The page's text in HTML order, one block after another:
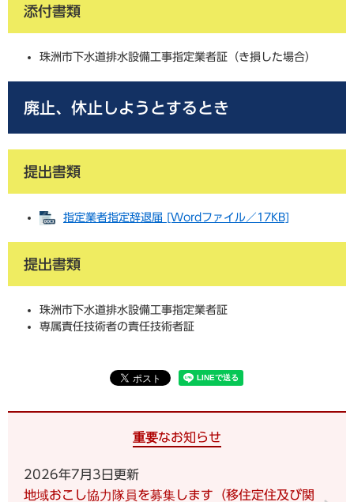
添付書類
珠洲市下水道排水設備工事指定業者証（き損した場合）
廃止、休止しようとするとき
提出書類
指定業者指定辞退届 [Wordファイル／17KB]
提出書類
珠洲市下水道排水設備工事指定業者証
専属責任技術者の責任技術者証
重要なお知らせ
2026年7月3日更新
地域おこし協力隊員を募集します（移住定住及び関